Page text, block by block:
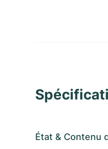
État & Contenu